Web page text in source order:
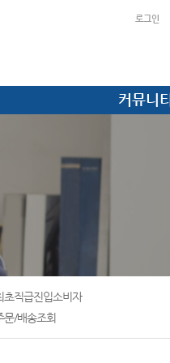
로그인
커뮤니티
초직급진입소비자
문/배송조회